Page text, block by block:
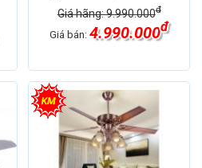
Giá hãng: 9.990.000đ
Giá bán:4.990.000đ